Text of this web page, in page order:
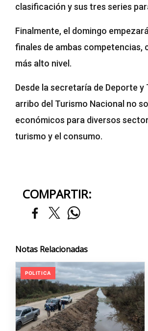
clasificación y sus tres series
Finalmente, el domingo
finales de ambas competencias,
más alto nivel.
Desde la secretaría de Deporte
arribo del Turismo Nacional no
económicos para diversos
turismo y el consumo.
COMPARTIR:
Notas Relacionadas
POLITICA